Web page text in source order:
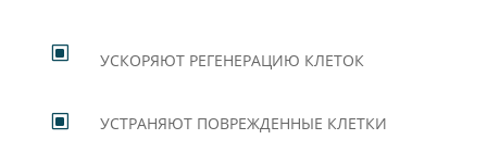
W УСКОРЯЮТ РЕГЕНЕРАЦИЮ КЛЕТОК
W УСТРАНЯЮТ ПОВРЕЖДЕННЫЕ КЛЕТКИ